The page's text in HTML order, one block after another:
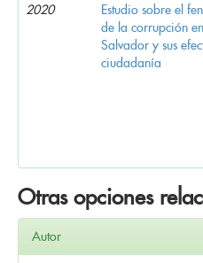
2020
Estudio sobre el
de la corrupción en
Salvador y sus
ciudadanía
Otras opciones
Autor